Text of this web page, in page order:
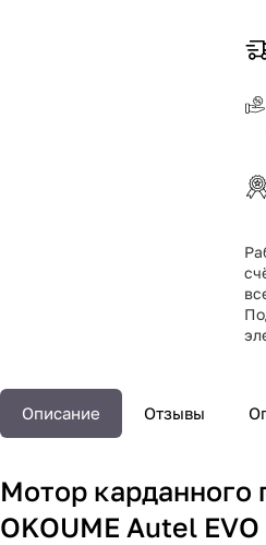
Описание Отзывы
Мотор карданного
OKOUME Autel